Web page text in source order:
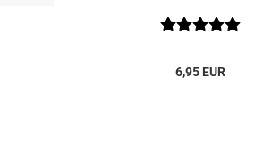
6,95 EUR